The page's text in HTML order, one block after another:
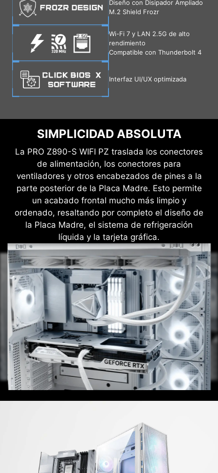
Diseño con Disipador Ampliado
M.2 Shield Frozr
Wi-Fi 7 y LAN 2.5G de alto
rendimiento
Compatible con Thunderbolt 4
Interfaz UI/UX optimizada
SIMPLICIDAD ABSOLUTA
La PRO Z890-S WIFI PZ traslada los conectores
de alimentación, los conectores para
ventiladores y otros encabezados de pines a la
parte posterior de la Placa Madre. Esto permite
un acabado frontal mucho más limpio y
ordenado, resaltando por completo el diseño de
la Placa Madre, el sistema de refrigeración
líquida y la tarjeta gráfica.